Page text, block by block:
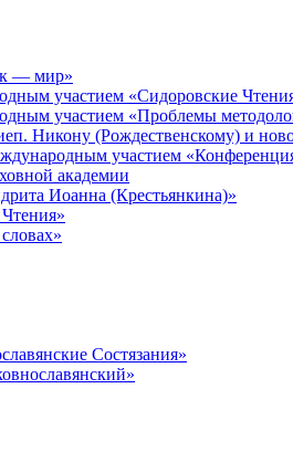
— мир»
участием «Сидоровские
участием «Проблемы
Никону (Рождественскому) и
участием
академии
Иоанна (Крестьянкина)»
Состязания»